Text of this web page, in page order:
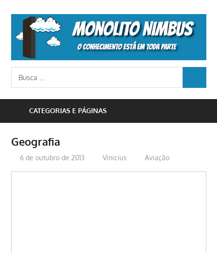
content
o
conhecimento
Busca
para:
CATEGORIAS E PÁGINAS
Geografia
6 de outubro de 2013 Vinicius Aviação